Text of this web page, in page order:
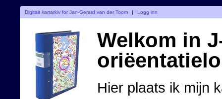
Digitalt kartarkiv for Jan-Gerard van der Toorn | Logg inn
Welkom in
Hier plaats ik mijn